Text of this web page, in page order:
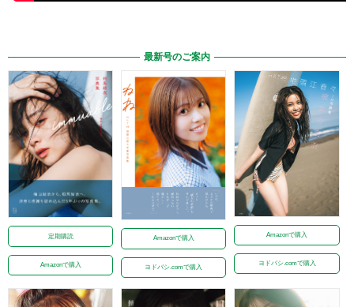
最新号のご案内
定期購読
Amazonで購入
Amazonで購入
ヨドバシ.comで購入
Amazonで購入
ヨドバシ.comで購入